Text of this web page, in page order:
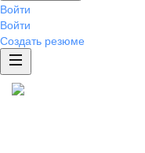
Войти
Войти
Создать резюме